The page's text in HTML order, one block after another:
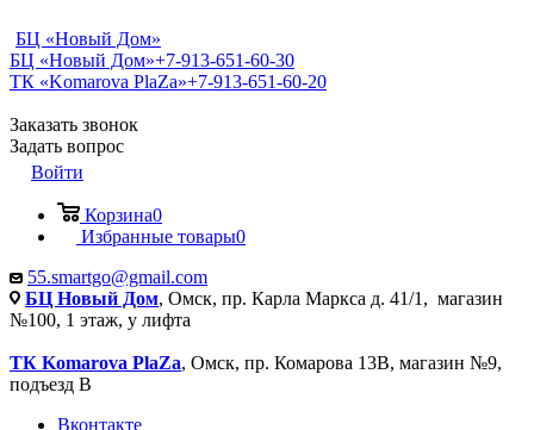
БЦ «Новый Дом»
БЦ «Новый Дом»+7-913-651-60-30
ТК «Komarova PlaZa»+7-913-651-60-20
Заказать звонок
Задать вопрос
Войти
Корзина0
Избранные товары0
55.smartgo@gmail.com
БЦ Новый Дом, Омск, пр. Карла Маркса д. 41/1, магазин
№100, 1 этаж, у лифта
ТК Komarova PlaZa, Омск, пр. Комарова 13В, магазин №9,
подъезд В
Вконтакте